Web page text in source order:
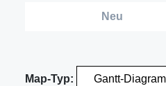
Neu
Map-Typ: